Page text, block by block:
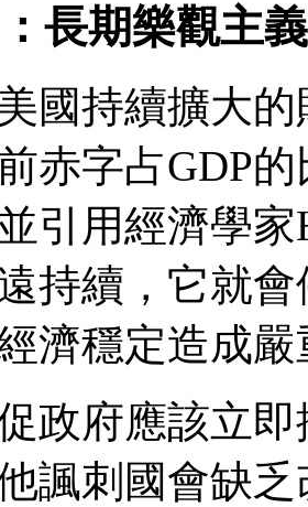
長期樂觀主
國持續擴大
赤字占GDP
引用經濟學家
持續，它就
濟穩定造成
政府應該立
諷刺國會缺